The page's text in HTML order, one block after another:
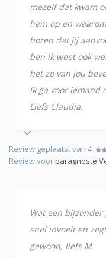
mezelf dat kwam
hem op en
horen dat jij
ben ik weet ook
het zo van jou
Ik ga voor iemand
Liefs Claudia.
Review geplaatst van 4
Review voorparagnoste
Wat een
snel invoelt en
gewoon, liefs M